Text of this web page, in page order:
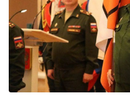
Афіша
ІНШЕ
Інтерв'ю
Картки